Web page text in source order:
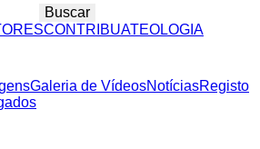
Buscar
CONTRIBUATEOLOGIA
Galeria de VídeosNotíciasRegisto